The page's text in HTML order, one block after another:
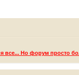
все... Но форум просто